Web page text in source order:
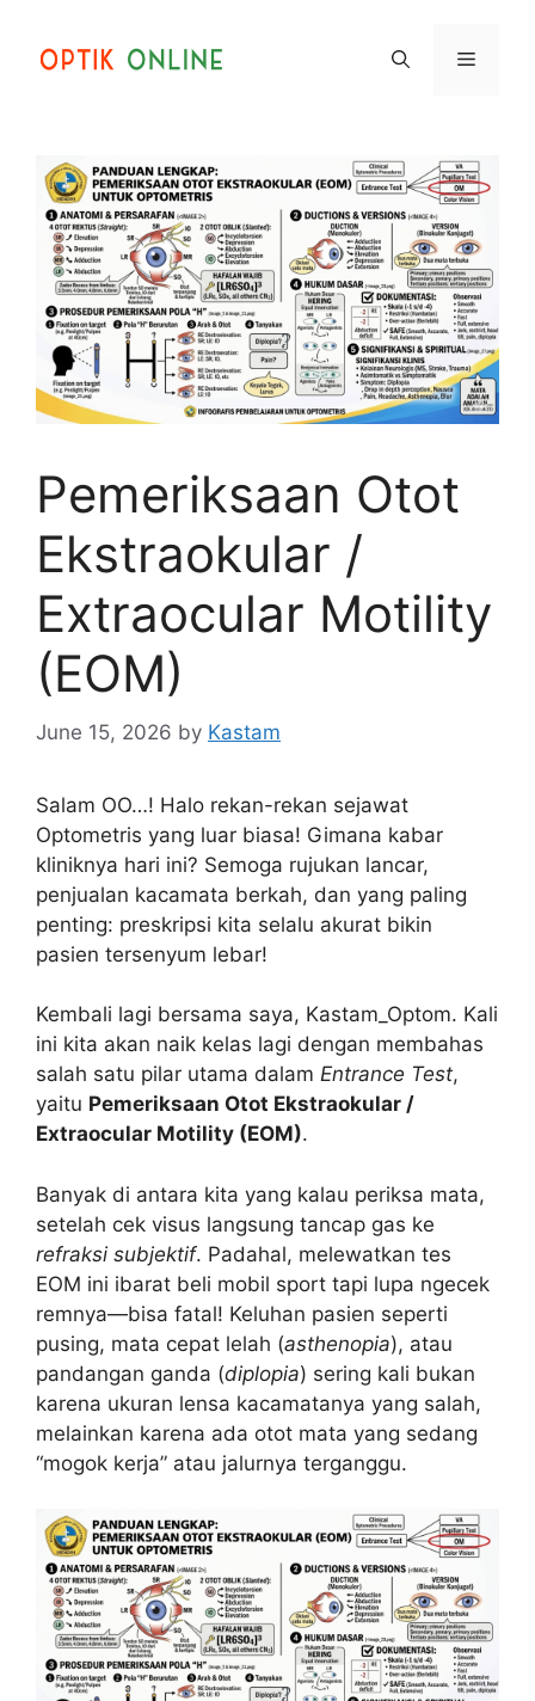
content
Menu
Pemeriksaan Otot
Ekstraokular /
Extraocular Motility
(EOM)
June 15, 2026 by Kastam
Salam OO…! Halo rekan-rekan sejawat
Optometris yang luar biasa! Gimana kabar
kliniknya hari ini? Semoga rujukan lancar,
penjualan kacamata berkah, dan yang paling
penting: preskripsi kita selalu akurat bikin
pasien tersenyum lebar!
Kembali lagi bersama saya, Kastam_Optom. Kali
ini kita akan naik kelas lagi dengan membahas
salah satu pilar utama dalam Entrance Test,
yaitu Pemeriksaan Otot Ekstraokular /
Extraocular Motility (EOM).
Banyak di antara kita yang kalau periksa mata,
setelah cek visus langsung tancap gas ke
refraksi subjektif. Padahal, melewatkan tes
EOM ini ibarat beli mobil sport tapi lupa ngecek
remnya—bisa fatal! Keluhan pasien seperti
pusing, mata cepat lelah (asthenopia), atau
pandangan ganda (diplopia) sering kali bukan
karena ukuran lensa kacamatanya yang salah,
melainkan karena ada otot mata yang sedang
“mogok kerja” atau jalurnya terganggu.